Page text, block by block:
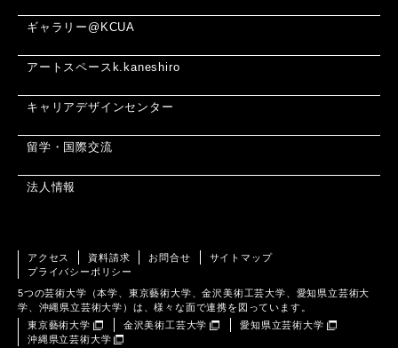
ギャラリー@KCUA
アートスペースk.kaneshiro
キャリアデザインセンター
留学・国際交流
法人情報
アクセス 資料請求 お問合せ
サイトマップ
プライバシーポリシー
5つの芸術大学（本学、東京藝術大学、金沢美術工芸大学、愛知県立芸術大
学、沖縄県立芸術大学）は、様々な面で連携を図っています。
東京藝術大学
金沢美術工芸大学
愛知県立芸術大学
沖縄県立芸術大学